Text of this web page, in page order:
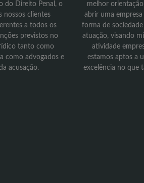
do Direito Penal, o
nossos clientes
a todos os
previstos no
tanto como
como advogados e
acusação.
melhor
abrir uma
forma de
atuação, visando
atividade
estamos aptos a
excelência no que